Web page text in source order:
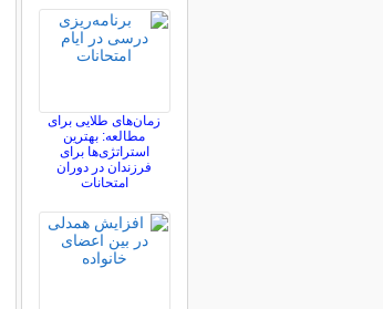
زمان‌های طلایی برای
مطالعه: بهترین
استراتژی‌ها برای
فرزندان در دوران
امتحانات